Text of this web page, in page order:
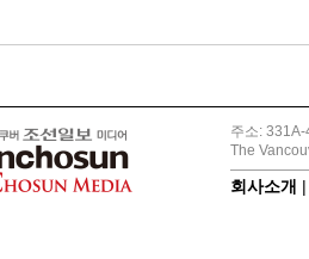
주소:
The
회사소개